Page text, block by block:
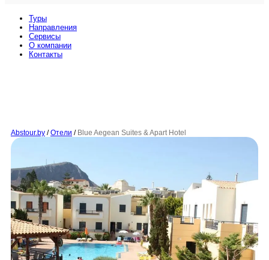
Туры
Направления
Сервисы
O компании
Контакты
Abstour.by / Отели / Blue Aegean Suites & Apart Hotel